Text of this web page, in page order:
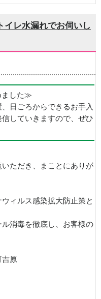
イレ水漏れでお伺いし
ました≫
日ごろからできるお手入
していきますので、ぜひ
ただき、まことにありが
ィルス感染拡大防止策と
消毒を徹底し、お客様の
吉原